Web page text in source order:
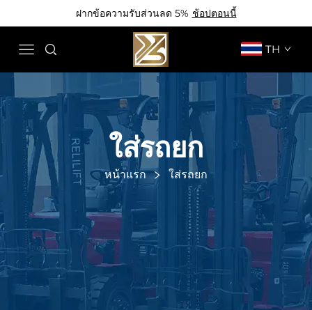
ฝากข้อความรับส่วนลด 5% ช้อปตอนนี้
TH
ใส่รถยก
หน้าแรก ใส่รถยก